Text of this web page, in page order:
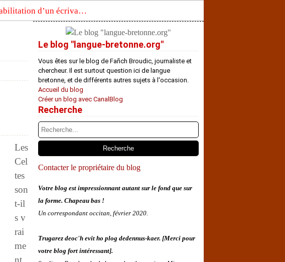
Réhabilitation d’un écrivain de langue bretonne aujourd’hui mal connu et méconnu
Les
Cel
tes
son
t-il
s v
rai
me
nt
Le blog "langue-bretonne.org"
Vous êtes sur le blog de Fañch Broudic, journaliste et
chercheur. Il est surtout question ici de langue
bretonne, et de différents autres sujets à l'occasion.
Accueil du blog
Créer un blog avec CanalBlog
Recherche
Contacter le propriétaire du blog
Votre blog est impressionnant autant sur le fond que sur
la forme. Chapeau bas !
Un correspondant occitan, février 2020.
Trugarez deoc'h evit ho plog dedennus-kaer. [Merci pour
votre blog fort intéressant].